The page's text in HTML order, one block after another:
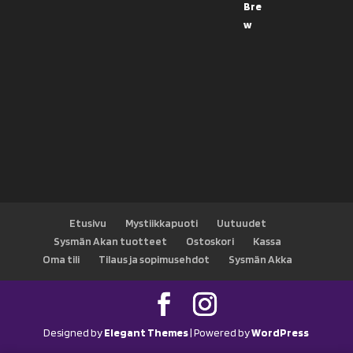
Etusivu Mystiikkapuoti
Uutuudet
Sysmän Akan tuotteet
Ostoskori
Kassa
Oma tili
Tilaus ja sopimusehdot Sysmän Akka
Designed byElegant Themes| Powered byWordPress